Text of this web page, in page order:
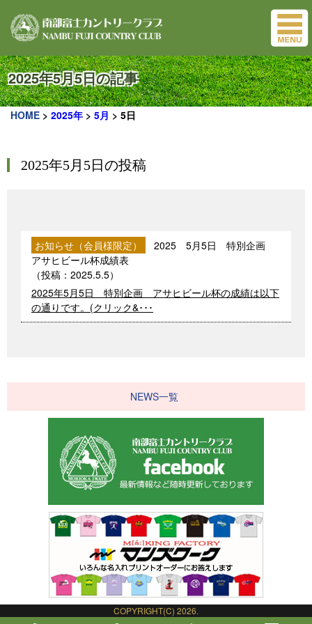
2025年5月5日の記事
HOME > 2025年 > 5月 > 5日
2025年5月5日の投稿
お知らせ（会員様限定）
2025 5月5日 特別企画
アサヒビール杯成績表
（投稿： 2025.5.5）
2025年5月5日 特別企画 アサヒビール杯の成績は以下
の通りです。(クリック&･･･
NEWS一覧
COPYRIGHT(C) 2026.